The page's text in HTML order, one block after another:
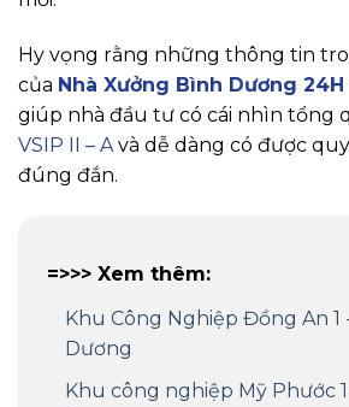
Hy vọng rằng những thông tin
của Nhà Xưởng Bình Dương 24H
giúp nhà đầu tư có cái nhìn tổng
VSIP II – Avà dễ dàng có được
đúng đắn.
=>>> Xem thêm:
Khu Công Nghiệp Đồng An 1
Dương
Khu công nghiệp Mỹ Phước